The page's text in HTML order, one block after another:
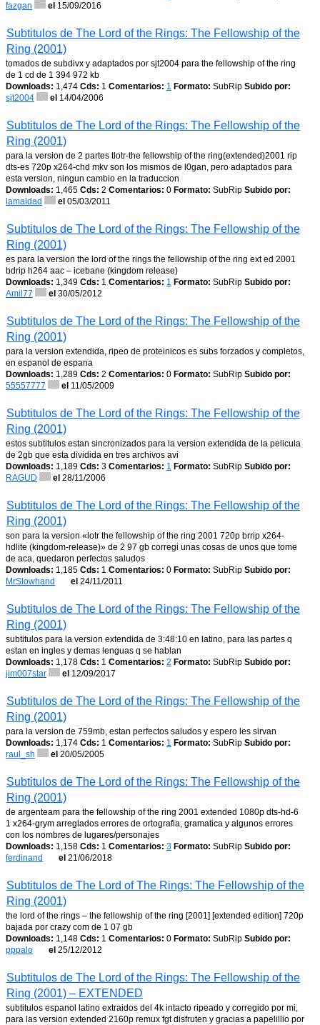
fazgan
el 15/09/2016
Subtitulos de The Lord of the Rings: The Fellowship of the
Ring (2001)
tomados de subdivx y adaptados por sjt2004 para the fellowship of the ring
de 1 cd de 1 394 972 kb
Downloads: 1,474 Cds: 1 Comentarios: 1 Formato: SubRip Subido por:
sjt2004
el 14/04/2006
Subtitulos de The Lord of the Rings: The Fellowship of the
Ring (2001)
para la version de 2 partes tlotr-the fellowship of the ring(extended)2001 rip
dts-es 720p x264-chd mkv son los mismos de l0gan, pero adaptados para
esta version, ningun cambio en la traduccion
Downloads: 1,465 Cds: 2 Comentarios: 0 Formato: SubRip Subido por:
lamaldad
el 05/03/2011
Subtitulos de The Lord of the Rings: The Fellowship of the
Ring (2001)
es para la version the lord of the rings the fellowship of the ring ext ed 2001
bdrip h264 aac – icebane (kingdom release)
Downloads: 1,349 Cds: 1 Comentarios: 1 Formato: SubRip Subido por:
Amil77
el 30/05/2012
Subtitulos de The Lord of the Rings: The Fellowship of the
Ring (2001)
para la version extendida, ripeo de proteinicos es subs forzados y completos,
en espanol de espana
Downloads: 1,289 Cds: 2 Comentarios: 0 Formato: SubRip Subido por:
55557777
el 11/05/2009
Subtitulos de The Lord of the Rings: The Fellowship of the
Ring (2001)
estos subtitulos estan sincronizados para la version extendida de la pelicula
de 2gb que esta dividida en tres archivos avi
Downloads: 1,189 Cds: 3 Comentarios: 1 Formato: SubRip Subido por:
RAGUD
el 28/11/2006
Subtitulos de The Lord of the Rings: The Fellowship of the
Ring (2001)
son para la version «lotr the fellowship of the ring 2001 720p brrip x264-
hdlite (kingdom-release)» de 2 97 gb corregi unas cosas de unos que tome
de aca, quedaron perfectos saludos
Downloads: 1,185 Cds: 1 Comentarios: 0 Formato: SubRip Subido por:
MrSlowhand
el 24/11/2011
Subtitulos de The Lord of the Rings: The Fellowship of the
Ring (2001)
subtitulos para la version extendida de 3:48:10 en latino, para las partes q
estan en ingles y demas lenguas q se hablan
Downloads: 1,178 Cds: 1 Comentarios: 2 Formato: SubRip Subido por:
jim007star
el 12/09/2017
Subtitulos de The Lord of the Rings: The Fellowship of the
Ring (2001)
para la version de 759mb, estan perfectos saludos y espero les sirvan
Downloads: 1,174 Cds: 1 Comentarios: 1 Formato: SubRip Subido por:
raul_sh
el 20/05/2005
Subtitulos de The Lord of the Rings: The Fellowship of the
Ring (2001)
de argenteam para the fellowship of the ring 2001 extended 1080p dts-hd-6
1 x264-grym arreglados errores de ortografia, gramatica y algunos errores
con los nombres de lugares/personajes
Downloads: 1,158 Cds: 1 Comentarios: 3 Formato: SubRip Subido por:
ferdinand
el 21/06/2018
Subtitulos de The Lord of The Rings: The Fellowship of the
Ring (2001)
the lord of the rings – the fellowship of the ring [2001] [extended edition] 720p
bajada por crazy com de 1 07 gb
Downloads: 1,148 Cds: 1 Comentarios: 0 Formato: SubRip Subido por:
pppalo
el 25/12/2012
Subtitulos de The Lord of the Rings: The Fellowship of the
Ring (2001) – EXTENDED
subtitulos espanol latino extraidos del 4k intacto ripeado y corregido por mi,
para las version extended 2160p remux fgt disfruten y gracias a papelillio por